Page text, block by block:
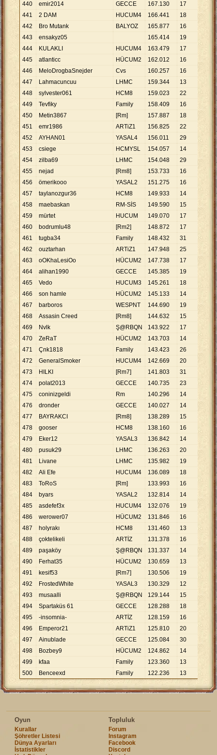
440
emir2014 GECCE 167.130 17 9
441
2 DAM HUCUM4 166.441 18
442
Bro Mutank BALYOZ 165.877 16
443
ensakyz05 165.414 19
444
KULAKLI HUCUM4 163.479 17
445
atlanticc HÜCUM2 162.012 16
446
MeloDrogbaSnejder Cvs 160.257 16 10
447
Lahmacuncuu LHMC 159.344 13
448
sylvester061 HCM8 159.023 22 7
449
Tevfiky Family 158.409 16 9
450
Metin3867 [Rm] 157.887 18
451
emr1986 ARTiZ1 156.825 22 7.
452
AYHAN01 YASAL4 156.011 29
453
csiege HCMYSL 154.057 14 11
454
zilba69 LHMC 154.048 29
455
nejad [Rm8] 153.733 16 9
456
ömerikooo YASAL2 151.275 16
457
taylanozgur36 HCM8 149.933 14 10
458
maebaskan RM-SİS 149.590 15 9
459
mürtet HUCUM 149.070 17 8
460
bodrumlu48 [Rm2] 148.872 17
461
tugba34 Family 148.432 31 4
462
ouztarhan ARTiZ1 147.948 25 5
463
oOKhaLesiOo HÜCUM2 147.738 17
464
alihan1990 GECCE 145.385 19 7.
465
Vedo HUCUM3 145.261 18
466
son hamle HÜCUM2 145.133 14 10
467
barboros WESPNT 144.690 19
468
Assasin Creed [Rm8] 144.632 15 9
469
Nvlk Ş@RBQN 143.922 17
470
ZeRaT HÜCUM2 143.703 14 10
471
Çnk1818 Family 143.423 26 5
472
GeneralSmoker HUCUM4 142.669 20
473
HILKI [Rm7] 141.803 31
474
polat2013 GECCE 140.735 23
119
475
coninizgeldi Rm 140.296 14 10
476
dronder GECCE 140.027 14
477
BAYRAKCI [Rm8] 138.289 15 9.
478
gooser HCM8 138.160 16
479
Eker12 YASAL3 136.842 14 9
480
pusuk29 LHMC 136.263 20
481
Livane LHMC 135.982 19 7
482
Ali Efe HUCUM4 136.089 18
483
ToRoS [Rm] 133.993 16 8
484
byars YASAL2 132.814 14 9
485
asdefef3x HUCUM4 132.076 19
486
werower07 HÜCUM2 131.846 16 8
487
holyrakı HCM8 131.460 13
488
çoktelikeli ARTİZ 131.378 16
211
489
paşaköy Ş@RBQN 131.337 14
490
Ferhat35 HÜCUM2 130.659 13 10
491
kesif53 [Rm7] 130.506 19
492
FrostedWhite YASAL3 130.329 12 10
493
musaalli Ş@RBQN 129.144 15
494
Spartaküs 61 GECCE 128.288 18 7
495
-insomnia- ARTİZ 128.159 16
496
Emperor21 ARTiZ1 125.810 20 6
497
Ainublade GECCE 125.084 30 4
498
Bozbey9 HÜCUM2 124.862 14
499
kfaa Family 123.360 13 9
500
Benceexd Family 122.236 13
Oyun
Kurallar
Şöhretler Listesi
Dünya Ayarları
İstatistikler
Topluluk
Forum
Instagram
Facebook
Discord